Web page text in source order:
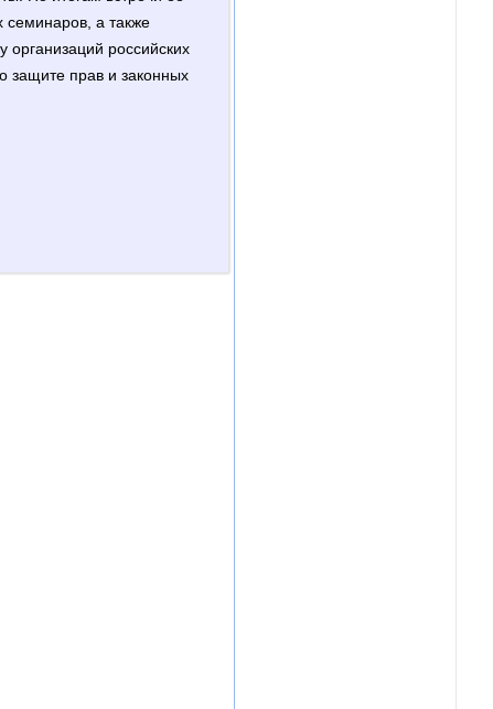
семинаров, а также
российских
защите прав и законных